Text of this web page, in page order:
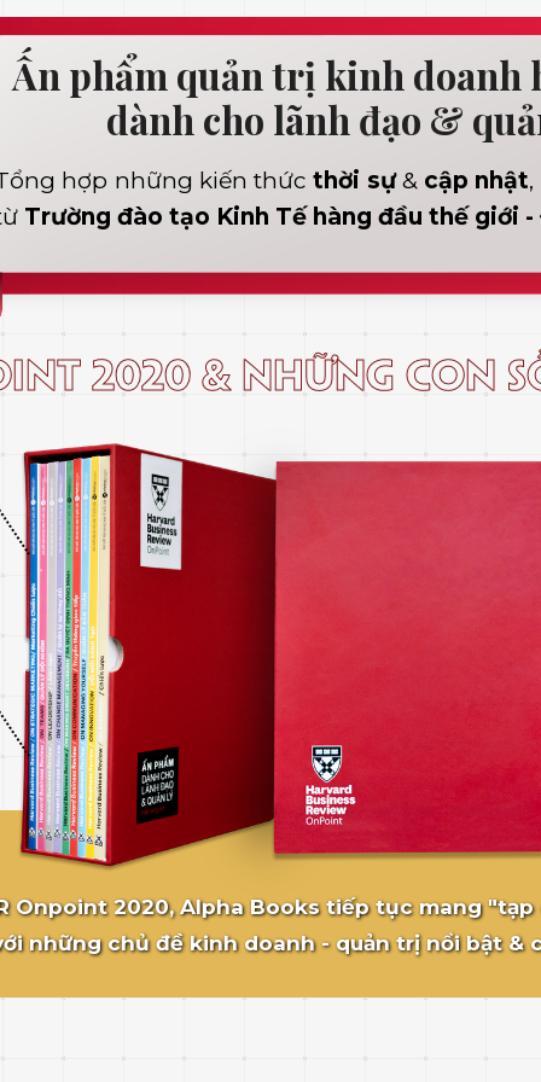
Ấn phẩm quản trị kinh doanh
dành cho lãnh đạo &
hợp những kiến thứcthời sự& cập nhật,
Trường đào tạo Kinh Tế hàng đầu thế giới
Onpoint 2020, Alpha Books tiếp tục mang
những chủ đề kinh doanh - quản trị nổi bật &
2020 & những